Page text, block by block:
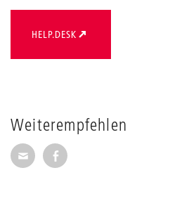
Weiterempfehlen
Seite per E-Mail
Seite auf
HELP.DESK